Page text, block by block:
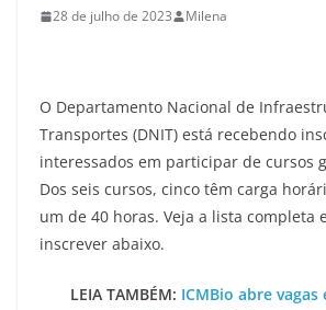
28 de julho de 2023 Milena
O Departamento Nacional de
Transportes (DNIT) está recebendo
interessados em participar de cursos
Dos seis cursos, cinco têm carga
um de 40 horas. Veja a lista completa
inscrever abaixo.
LEIA TAMBÉM: ICMBio abre vagas